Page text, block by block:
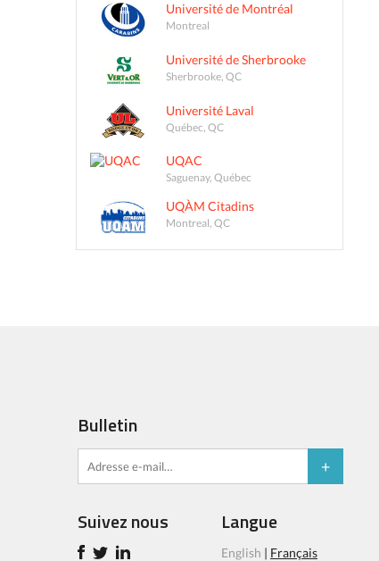
Université de Montréal
Montreal
Université de Sherbrooke
Sherbrooke, QC
Université Laval
Québec, QC
UQAC
Saguenay, Québec
UQÀM Citadins
Montreal, QC
Bulletin
Suivez nous Langue
English | Français